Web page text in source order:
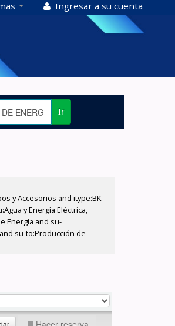
Ingresar a su cuenta
Ir
y Accesorios and itype:BK
y Energía Eléctrica,
Energía and su-
su-to:Producción de